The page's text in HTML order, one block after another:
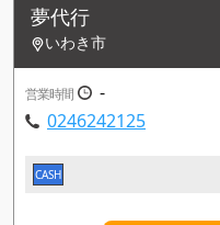
夢代行
いわき市
営業時間
-
0246242125
CASH